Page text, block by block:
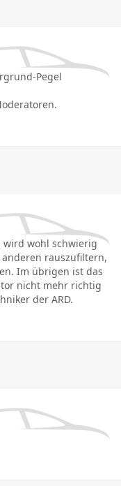
Pegel
wird wohl schwierig
rauszufiltern,
Im übrigen ist das
nicht mehr richtig
der ARD.